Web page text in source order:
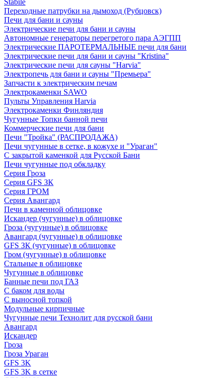
Stabile
Переходные патрубки на дымоход (Рубцовск)
Печи для бани и сауны
Электрические печи для бани и сауны
Автономные генераторы перегретого пара АЭГПП
Электрические ПАРОТЕРМАЛЬНЫЕ печи для бани
Электрические печи для бани и сауны "Кristina"
Электрические печи для сауны "Harvia"
Электропечь для бани и сауны "Премьера"
Запчасти к электрическим печам
Электрокаменки SAWO
Пульты Управления Harvia
Электрокаменки Финляндия
Чугунные Топки банной печи
Коммерческие печи для бани
Печи "Тройка" (РАСПРОДАЖА)
Печи чугунные в сетке, в кожухе и "Ураган"
С закрытой каменкой для Русской Бани
Печи чугунные под обкладку
Серия Гроза
Серия GFS ЗК
Серия ГРОМ
Серия Авангард
Печи в каменной облицовке
Искандер (чугунные) в облицовке
Гроза (чугунные) в облицовке
Авангард (чугунные) в облицовке
GFS ЗК (чугунные) в облицовке
Гром (чугунные) в облицовке
Стальные в облицовке
Чугунные в облицовке
Банные печи под ГАЗ
С баком для воды
С выносной топкой
Модульные кирпичные
Чугунные печи Технолит для русской бани
Авангард
Искандер
Гроза
Гроза Ураган
GFS 3K
GFS 3K в сетке